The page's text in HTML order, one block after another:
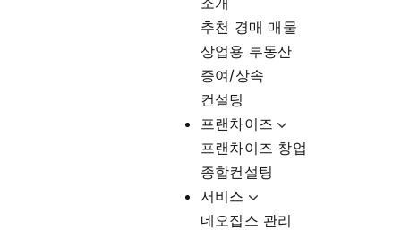
추천 경매 매물
상업용 부동산
증여/상속
컨설팅
프랜차이즈
프랜차이즈 창업
종합컨설팅
서비스
네오집스 관리